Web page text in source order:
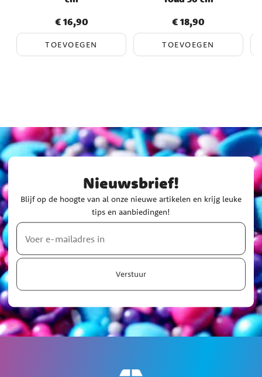
Prijs:€ 16,90
€ 16,90
TOEVOEGEN
Prijs:€ 18,90
€ 18,90
TOEVOEGEN
Nieuwsbrief!
Blijf op de hoogte van al onze nieuwe artikelen en krijg leuke
tips en aanbiedingen!
Verstuur